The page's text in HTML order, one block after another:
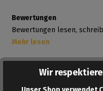
Bewertungen
Bewertungen lesen,
Mehr lesen
Wir